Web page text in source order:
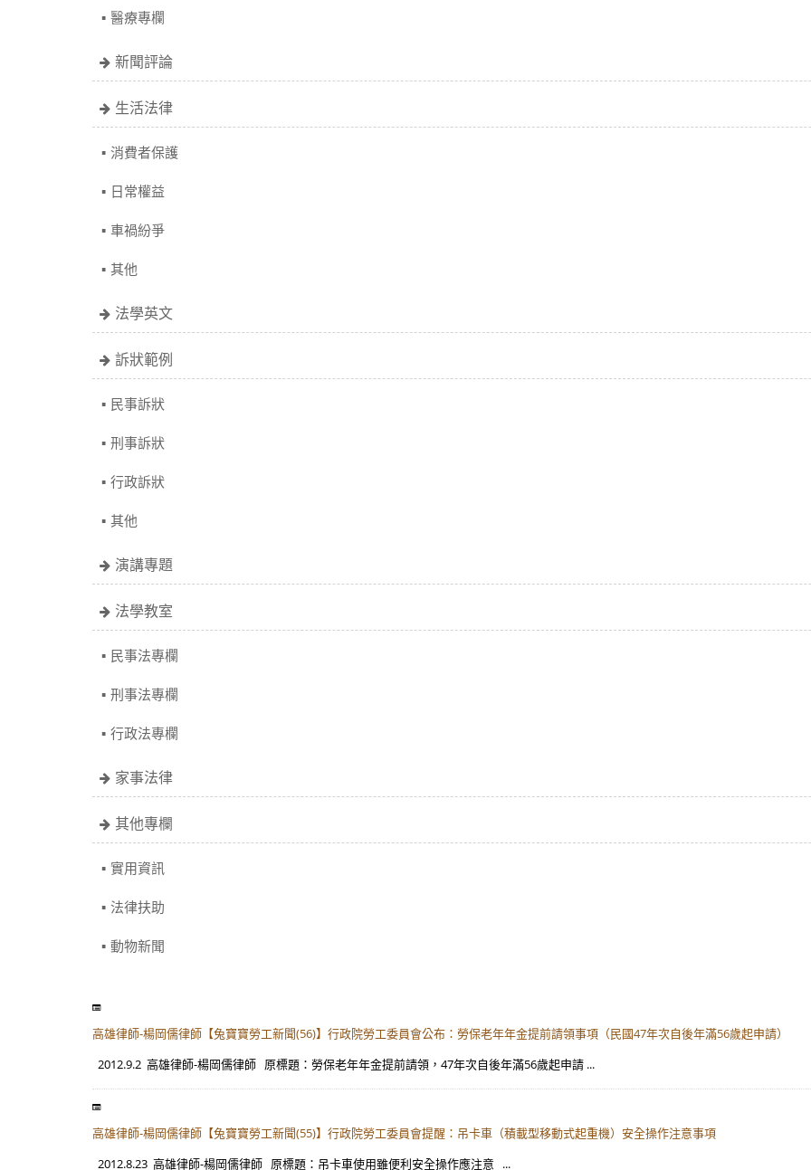
醫療專欄
新聞評論
生活法律
消費者保護
日常權益
車禍紛爭
其他
法學英文
訴狀範例
民事訴狀
刑事訴狀
行政訴狀
其他
演講專題
法學教室
民事法專欄
刑事法專欄
行政法專欄
家事法律
其他專欄
實用資訊
法律扶助
動物新聞
高雄律師-楊岡儒律師【兔寶寶勞工新聞(56)】行政院勞工委員會公布：勞保老年年金提前請領事項（民國47年次自後年滿56歲起申請）
2012.9.2 高雄律師-楊岡儒律師 原標題：勞保老年年金提前請領，47年次自後年滿56歲起申請 ...
高雄律師-楊岡儒律師【兔寶寶勞工新聞(55)】行政院勞工委員會提醒：吊卡車（積載型移動式起重機）安全操作注意事項
2012.8.23 高雄律師-楊岡儒律師 原標題：吊卡車使用雖便利安全操作應注意 ...